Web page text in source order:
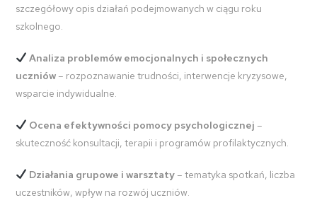
szczegółowy opis działań podejmowanych w ciągu roku
szkolnego.
Analiza problemów emocjonalnych i społecznych
uczniów – rozpoznawanie trudności, interwencje kryzysowe,
wsparcie indywidualne.
Ocena efektywności pomocy psychologicznej –
skuteczność konsultacji, terapii i programów profilaktycznych.
Działania grupowe i warsztaty – tematyka spotkań, liczba
uczestników, wpływ na rozwój uczniów.